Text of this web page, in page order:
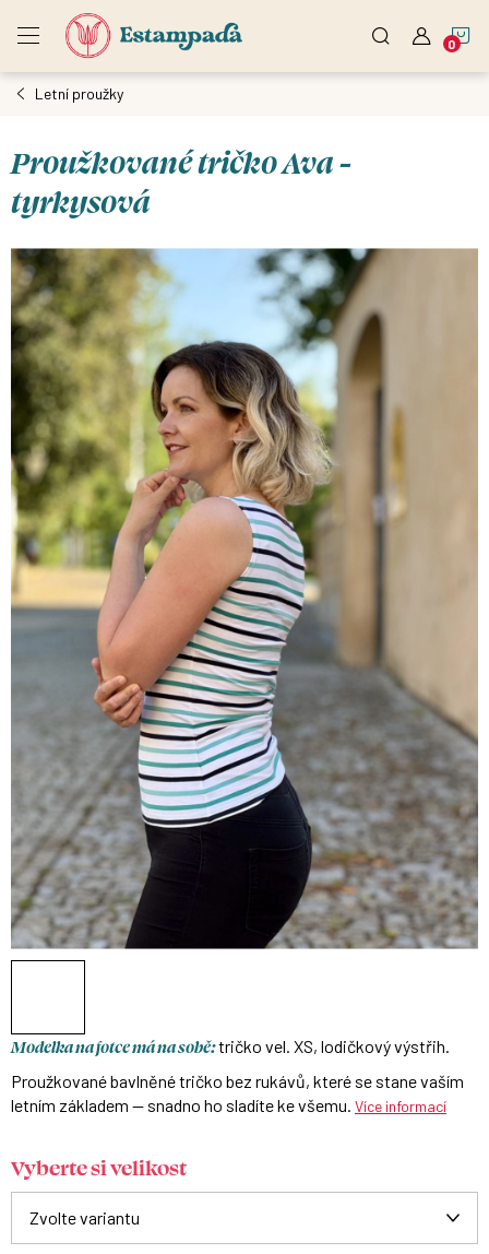
Letní proužky
Proužkované tričko Ava -
tyrkysová
Modelka na fotce má na sobě:tričko vel. XS, lodičkový výstřih.
Proužkované bavlněné tričko bez rukávů, které se stane vaším
letním základem — snadno ho sladíte ke všemu. Více informací
Vyberte si velikost